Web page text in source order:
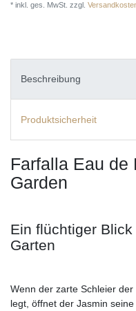
* inkl. ges. MwSt. zzgl.
Beschreibung
Produktsicherheit
Farfalla Eau de
Garden
Ein flüchtiger
Garten
Wenn der zarte Schleier
legt, öffnet der Jasmin